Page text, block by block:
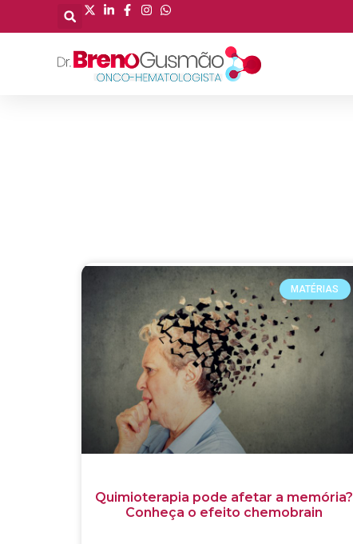
MATÉRIAS
Quimioterapia pode afetar a memória?
Conheça o efeito chemobrain